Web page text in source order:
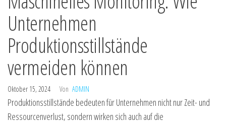
Unternehmen
Produktionsstillstände
vermeiden können
Oktober 15, 2024 Von ADMIN
Produktionsstillstände bedeuten für Unternehmen nicht nur Zeit- und
Ressourcenverlust, sondern wirken sich auch auf die